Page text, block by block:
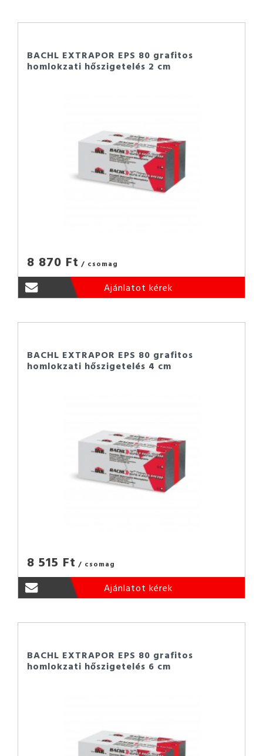
BACHL EXTRAPOR EPS 80 grafitos
homlokzati hőszigetelés 2 cm
8 870 Ft / csomag
Ajánlatot kérek
BACHL EXTRAPOR EPS 80 grafitos
homlokzati hőszigetelés 4 cm
8 515 Ft / csomag
Ajánlatot kérek
BACHL EXTRAPOR EPS 80 grafitos
homlokzati hőszigetelés 6 cm